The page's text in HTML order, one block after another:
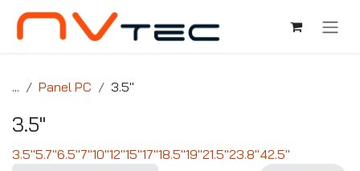
Ir al contenido
... Panel PC 3.5"
3.5"
3.5"5.7"6.5"7"10"12"15"17"18.5"19"21.5"23.8"42.5"